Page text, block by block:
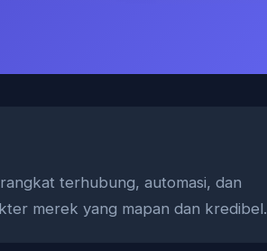
terhubung, automasi, dan
merek yang mapan dan kredibel.